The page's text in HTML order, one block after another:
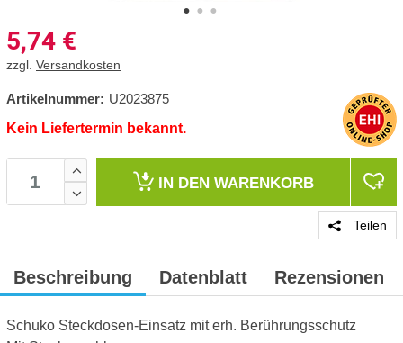
5,74 €
zzgl. Versandkosten
Artikelnummer: U2023875
Kein Liefertermin bekannt.
IN DEN WARENKORB
Teilen
Beschreibung Datenblatt Rezensionen
Schuko Steckdosen-Einsatz mit erh. Berührungsschutz